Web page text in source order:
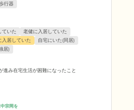
行器
ていた
老健に入居していた
入居していた
自宅にいた(同居)
居)
進み在宅生活が困難になったこと
宗岡を